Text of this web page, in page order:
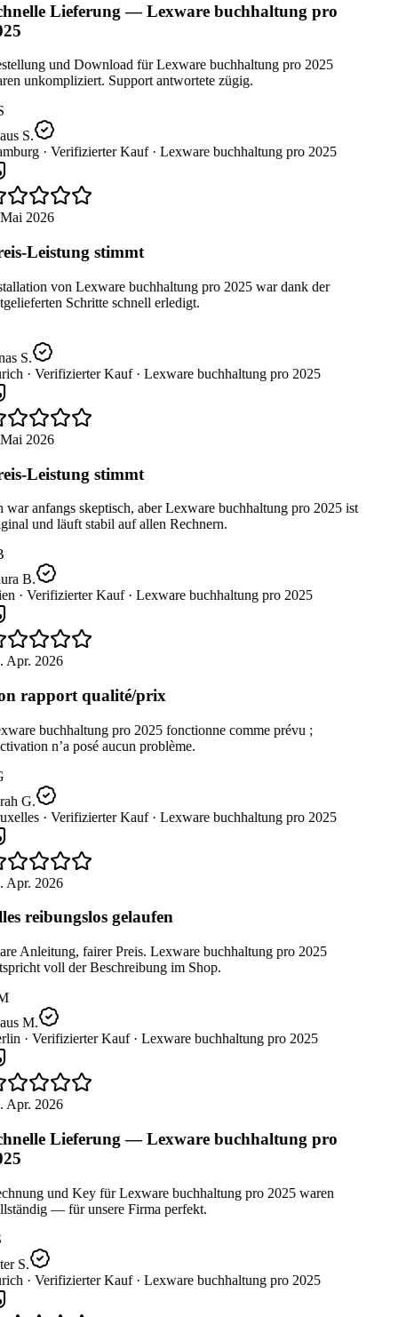
Lieferung — Lexware buchhaltung pro
und Download für Lexware buchhaltung pro 2025
unkompliziert. Support antwortete zügig.
S.
· Verifizierter Kauf · Lexware buchhaltung pro 2025
2026
Leistung stimmt
von Lexware buchhaltung pro 2025 war dank der
Schritte schnell erledigt.
S.
· Verifizierter Kauf · Lexware buchhaltung pro 2025
2026
Leistung stimmt
war anfangs skeptisch, aber Lexware buchhaltung pro 2025 ist
und läuft stabil auf allen Rechnern.
B.
· Verifizierter Kauf · Lexware buchhaltung pro 2025
Apr. 2026
rapport qualité/prix
buchhaltung pro 2025 fonctionne comme prévu ;
n’a posé aucun problème.
G.
· Verifizierter Kauf · Lexware buchhaltung pro 2025
Apr. 2026
reibungslos gelaufen
Anleitung, fairer Preis. Lexware buchhaltung pro 2025
voll der Beschreibung im Shop.
M.
· Verifizierter Kauf · Lexware buchhaltung pro 2025
Apr. 2026
Lieferung — Lexware buchhaltung pro
und Key für Lexware buchhaltung pro 2025 waren
— für unsere Firma perfekt.
S.
· Verifizierter Kauf · Lexware buchhaltung pro 2025